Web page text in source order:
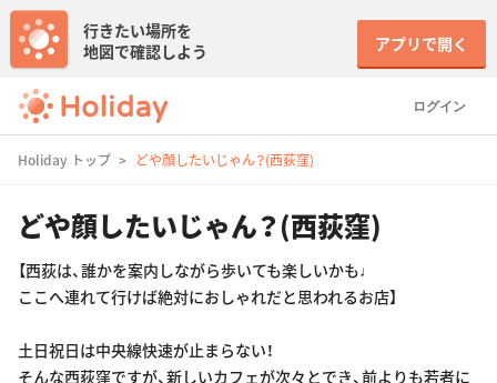
ログイン
行きたい場所を
地図で確認しよう
アプリで開く
Holiday トップ どや顔したいじゃん？(西荻窪)
どや顔したいじゃん？(西荻窪)
【西荻は、誰かを案内しながら歩いても楽しいかも♩
ここへ連れて行けば絶対におしゃれだと思われるお店】
土日祝日は中央線快速が止まらない！
そんな西荻窪ですが、新しいカフェが次々とでき、前よりも若者に